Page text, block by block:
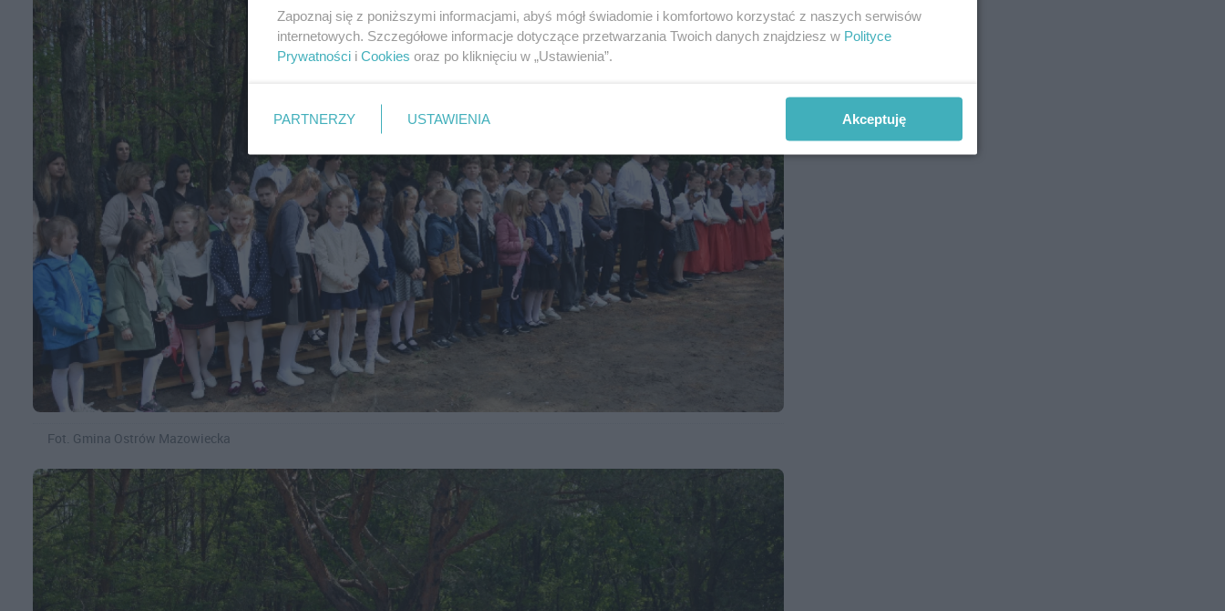
Fot. Gmina Ostrów Mazowiecka
Zapoznaj się z poniższymi informacjami, abyś mógł świadomie i komfortowo korzystać z naszych serwisów
internetowych. Szczegółowe informacje dotyczące przetwarzania Twoich danych znajdziesz w Polityce
Prywatności i Cookies oraz po kliknięciu w „Ustawienia”.
PARTNERZY USTAWIENIA Akceptuję